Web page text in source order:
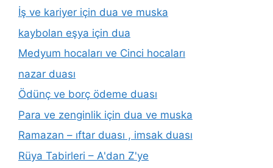
İş ve kariyer için dua ve muska
kaybolan eşya için dua
Medyum hocaları ve Cinci hocaları
nazar duası
Ödünç ve borç ödeme duası
Para ve zenginlik için dua ve muska
Ramazan – ıftar duası , imsak duası
Rüya Tabirleri – A'dan Z'ye